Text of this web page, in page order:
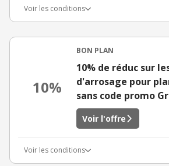
Voir les conditions
10%
BON PLAN
10% de réduc sur
d'arrosage pour
sans code promo
Voir l'offre
Voir les conditions